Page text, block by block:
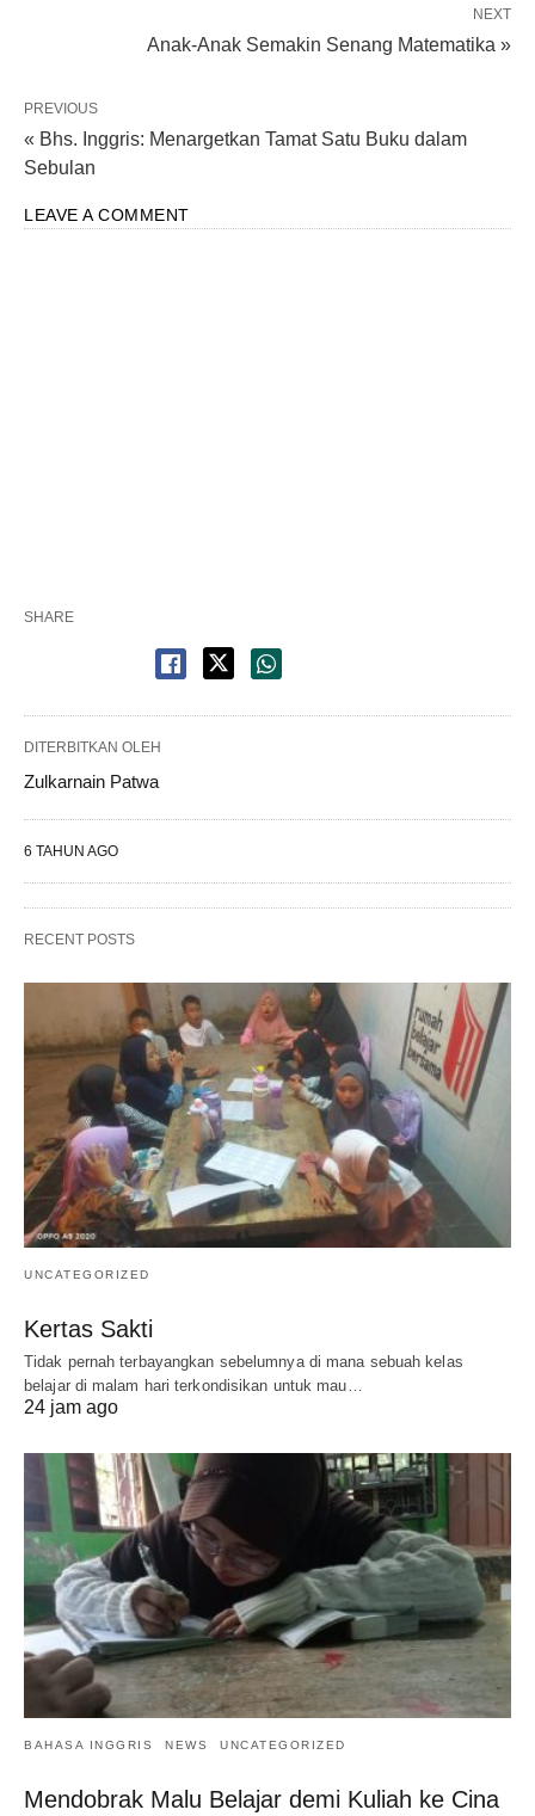
NEXT
Anak-Anak Semakin Senang Matematika »
PREVIOUS
« Bhs. Inggris: Menargetkan Tamat Satu Buku dalam
Sebulan
LEAVE A COMMENT
SHARE
DITERBITKAN OLEH
Zulkarnain Patwa
6 TAHUN AGO
RECENT POSTS
UNCATEGORIZED
Kertas Sakti
Tidak pernah terbayangkan sebelumnya di mana sebuah kelas
belajar di malam hari terkondisikan untuk mau…
24 jam ago
BAHASA INGGRIS NEWS UNCATEGORIZED
Mendobrak Malu Belajar demi Kuliah ke Cina